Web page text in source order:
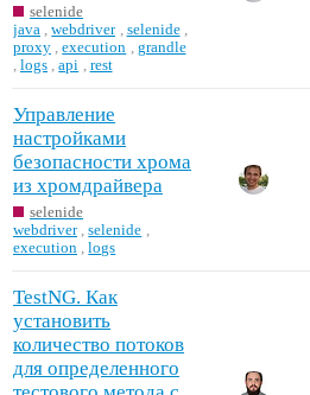
selenide
java
,webdriver selenide
proxy ,execution
grandle
logs ,api rest
Управление
настройками
безопасности хрома
из хромдрайвера
selenide
webdriver ,selenide
execution
,logs
TestNG. Как
установить
количество потоков
для определенного